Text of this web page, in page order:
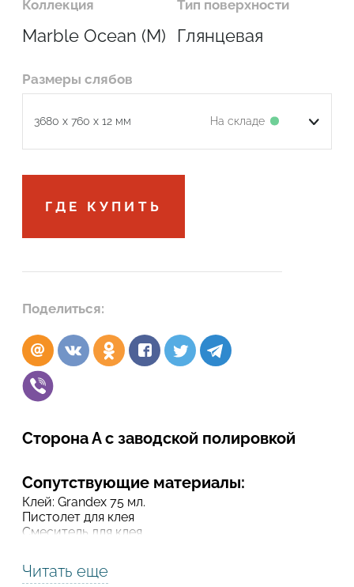
Коллекция
Marble Ocean (M)
Тип поверхности
Глянцевая
Размеры слябов
3680 x 760 x 12 мм На складе
ГДЕ КУПИТЬ
Поделиться:
Сторона А с заводской полировкой
Сопутствующие материалы:
Клей: Grandex 75 мл.
Пистолет для клея
Смеситель для клея
Читать еще
Подтвердите, что вы не робот
ОТПРАВИТЬ ЗАЯВКУ
Подтвердите, что вы не робот